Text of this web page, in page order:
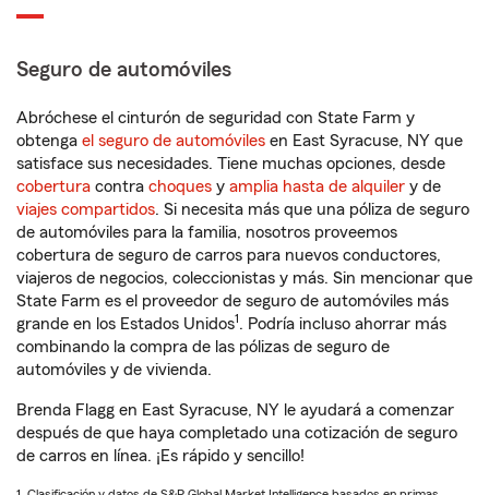
Seguro de automóviles
Abróchese el cinturón de seguridad con State Farm y
obtenga el seguro de automóviles en East Syracuse, NY que
satisface sus necesidades. Tiene muchas opciones, desde
cobertura contra choques y amplia hasta de alquiler y de
viajes compartidos. Si necesita más que una póliza de seguro
de automóviles para la familia, nosotros proveemos
cobertura de seguro de carros para nuevos conductores,
viajeros de negocios, coleccionistas y más. Sin mencionar que
State Farm es el proveedor de seguro de automóviles más
grande en los Estados Unidos1 . Podría incluso ahorrar más
combinando la compra de las pólizas de seguro de
automóviles y de vivienda.
Brenda Flagg en East Syracuse, NY le ayudará a comenzar
después de que haya completado una cotización de seguro
de carros en línea. ¡Es rápido y sencillo!